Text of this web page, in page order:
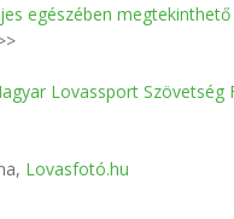
egészében megtekinthető
Lovassport Szövetség
Lovasfotó.hu